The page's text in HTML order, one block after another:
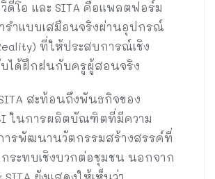
ดีโอ และ SITA คือแพลตฟอร์ม
รำแบบเสมือนจริงผ่านอุปกรณ์
ที่ให้ประสบการณ์เชิง
ได้ฝึกฝนกับครูผู้สอนจริง
SITA สะท้อนถึงพันธกิจของ
ในการผลิตบัณฑิตที่มีความ
ารพัฒนานวัตกรรมสร้างสรรค์ที่
ระทบเชิงบวกต่อชุมชน นอกจาก